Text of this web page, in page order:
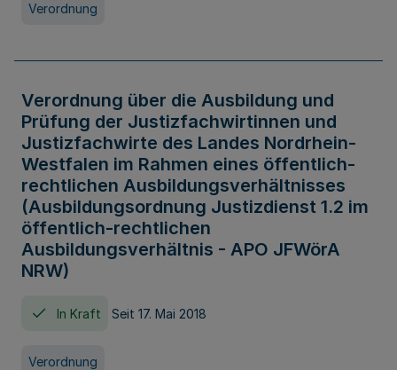
Verordnung
Verordnung über die Ausbildung und
Prüfung der Justizfachwirtinnen und
Justizfachwirte des Landes Nordrhein-
Westfalen im Rahmen eines öffentlich-
rechtlichen Ausbildungsverhältnisses
(Ausbildungsordnung Justizdienst 1.2 im
öffentlich-rechtlichen
Ausbildungsverhältnis - APO JFWörA
NRW)
In Kraft Seit 17. Mai 2018
Verordnung